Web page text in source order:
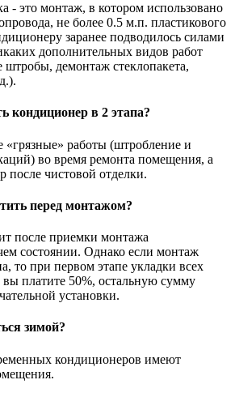
- это монтаж, в котором использовано
не более 0.5 м.п. пластикового
заранее подводилось силами
дополнительных видов работ
демонтаж стеклопакета,
кондиционер в 2 этапа?
«грязные» работы (штробление и
во время ремонта помещения, а
после чистовой отделки.
перед монтажом?
после приемки монтажа
состоянии. Однако если монтаж
то при первом этапе укладки всех
платите 50%, остальную сумму
установки.
зимой?
кондиционеров имеют